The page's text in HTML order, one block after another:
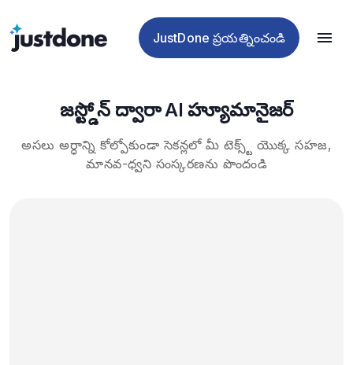
JustDone ప్రయత్నించండి
జస్ట్డోన్ ద్వారా AI హ్యూమానైజర్
అసలు అర్ధాన్ని కోల్పోకుండా సెకన్లలో మీ టెక్స్ట్ యొక్క సహజ,
మానవ-ధ్వని సంస్కరణను పొందండి